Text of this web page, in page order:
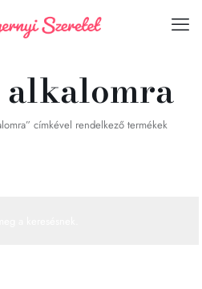
címkével rendelkező termékek